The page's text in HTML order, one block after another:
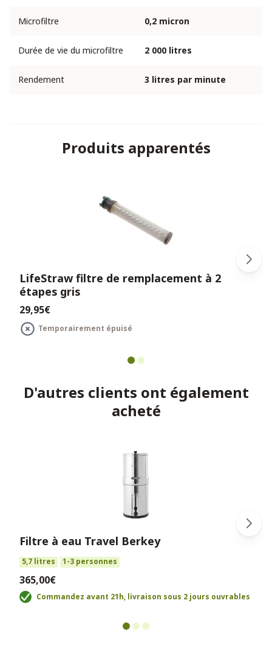
Microfiltre 0,2 micron
Durée de vie du microfiltre 2 000 litres
Rendement 3 litres par minute
Produits apparentés
LifeStraw filtre de remplacement à 2
étapes gris
29,95€
Temporairement épuisé
D'autres clients ont également
acheté
Filtre à eau Travel Berkey
5,7 litres 1-3 personnes
365,00€
Commandez avant 21h, livraison sous 2 jours ouvrables